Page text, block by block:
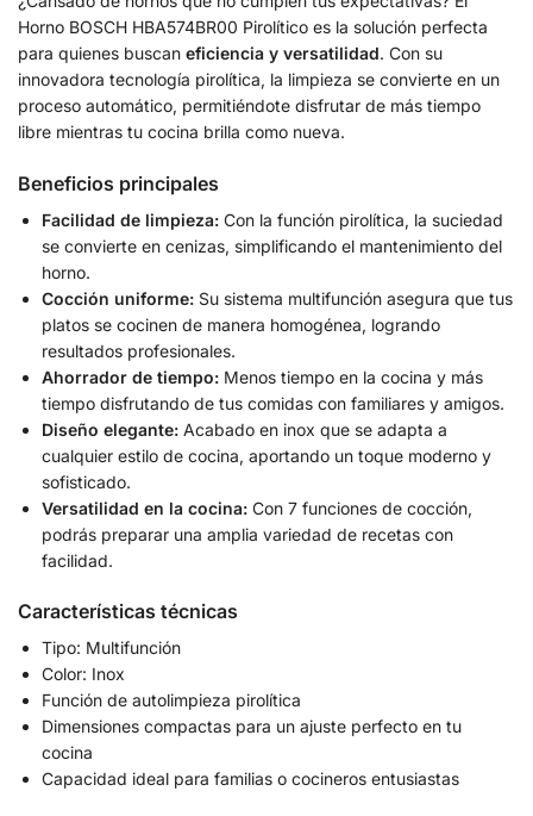
Horno BOSCH HBA574BR00 Pirolítico es la solución perfecta
para quienes buscan eficiencia y versatilidad. Con su
innovadora tecnología pirolítica, la limpieza se convierte en un
proceso automático, permitiéndote disfrutar de más tiempo
libre mientras tu cocina brilla como nueva.
Beneficios principales
Facilidad de limpieza: Con la función pirolítica, la suciedad
se convierte en cenizas, simplificando el mantenimiento del
horno.
Cocción uniforme: Su sistema multifunción asegura que tus
platos se cocinen de manera homogénea, logrando
resultados profesionales.
Ahorrador de tiempo: Menos tiempo en la cocina y más
tiempo disfrutando de tus comidas con familiares y amigos.
Diseño elegante: Acabado en inox que se adapta a
cualquier estilo de cocina, aportando un toque moderno y
sofisticado.
Versatilidad en la cocina: Con 7 funciones de cocción,
podrás preparar una amplia variedad de recetas con
facilidad.
Características técnicas
Tipo: Multifunción
Color: Inox
Función de autolimpieza pirolítica
Dimensiones compactas para un ajuste perfecto en tu
cocina
Capacidad ideal para familias o cocineros entusiastas